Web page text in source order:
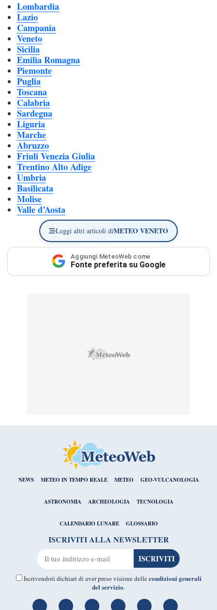
Lombardia
Lazio
Campania
Veneto
Sicilia
Emilia Romagna
Piemonte
Puglia
Toscana
Calabria
Sardegna
Liguria
Marche
Abruzzo
Friuli Venezia Giulia
Trentino Alto Adige
Umbria
Basilicata
Molise
Valle d’Aosta
Leggi altri articoli diMETEO VENETO
Aggiungi MeteoWeb come
Fonte preferita su Google
NEWS METEO IN TEMPO REALE METEO GEO-VULCANOLOGIA
ASTRONOMIA ARCHEOLOGIA TECNOLOGIA
CALENDARIO LUNARE GLOSSARIO
ISCRIVITI ALLA NEWSLETTER
Iscrivendoti dichiari di aver preso visione dellecondizioni generali
del servizio.